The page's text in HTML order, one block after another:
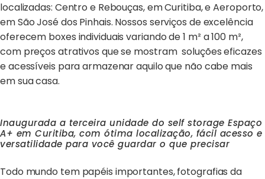
localizadas: Centro e Rebouças, em Curitiba, e Aeroporto,
em São José dos Pinhais. Nossos serviços de excelência
oferecem boxes individuais variando de 1 m² a 100 m²,
com preços atrativos que se mostram soluções eficazes
e acessíveis para armazenar aquilo que não cabe mais
em sua casa.
Inaugurada a terceira unidade do self storage Espaço
A+ em Curitiba, com ótima localização, fácil acesso e
versatilidade para você guardar o que precisar
Todo mundo tem papéis importantes, fotografias da